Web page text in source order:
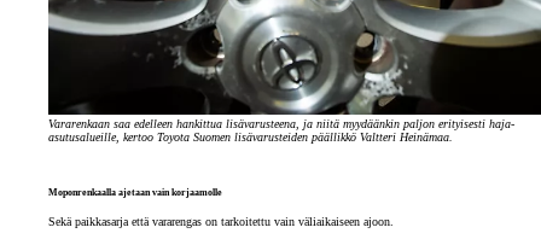
Vararenkaan saa edelleen hankittua lisävarusteena, ja niitä myydäänkin paljon erityisesti haja-
asutusalueille, kertoo Toyota Suomen lisävarusteiden päällikkö Valtteri Heinämaa.
Moponrenkaalla ajetaan vain korjaamolle
Sekä paikkasarja että vararengas on tarkoitettu vain väliaikaiseen ajoon.